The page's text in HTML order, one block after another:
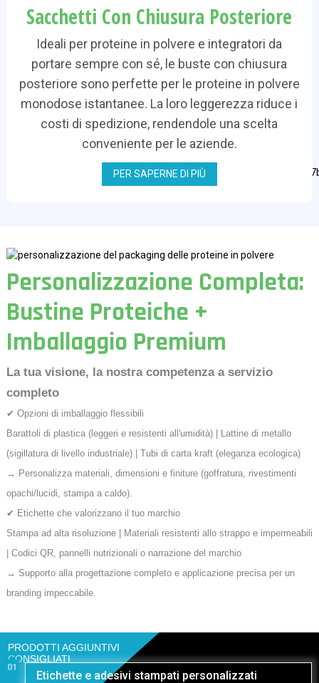
Sacchetti Con Chiusura Posteriore
Ideali per proteine ​​in polvere e integratori da
portare sempre con sé, le buste con chiusura
posteriore sono perfette per le proteine ​​in polvere
monodose istantanee. La loro leggerezza riduce i
costi di spedizione, rendendole una scelta
conveniente per le aziende.
PER SAPERNE DI PIÙ
Personalizzazione Completa:
Bustine Proteiche +
Imballaggio Premium
La tua visione, la nostra competenza a servizio
completo
✔ Opzioni di imballaggio flessibili
Barattoli di plastica (leggeri e resistenti all'umidità) | Lattine di metallo
(sigillatura di livello industriale) | Tubi di carta kraft (eleganza ecologica)
→ Personalizza materiali, dimensioni e finiture (goffratura, rivestimenti
opachi/lucidi, stampa a caldo).
✔ Etichette che valorizzano il tuo marchio
Stampa ad alta risoluzione | Materiali resistenti allo strappo e impermeabili
| Codici QR, pannelli nutrizionali o narrazione del marchio
→ Supporto alla progettazione completo e applicazione precisa per un
branding impeccabile.
PRODOTTI AGGIUNTIVI
CONSIGLIATI
01
Etichette e adesivi stampati personalizzati